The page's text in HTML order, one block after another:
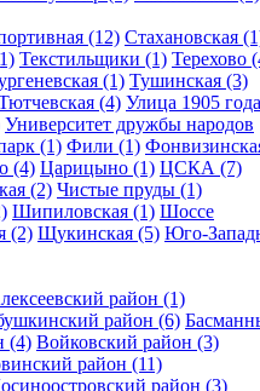
(12) Стахановская
Текстильщики (1) Терехово
(1) Тушинская (3)
(4) Улица 1905 года
Университет дружбы народов
(1) Фили (1)
(4) Царицыно (1) ЦСКА (7)
(2) Чистые пруды (1)
Шипиловская (1) Шоссе
(2) Щукинская (5) Юго-
район (1)
район (6)
(4) Войковский район (3)
район (11)
район (3)